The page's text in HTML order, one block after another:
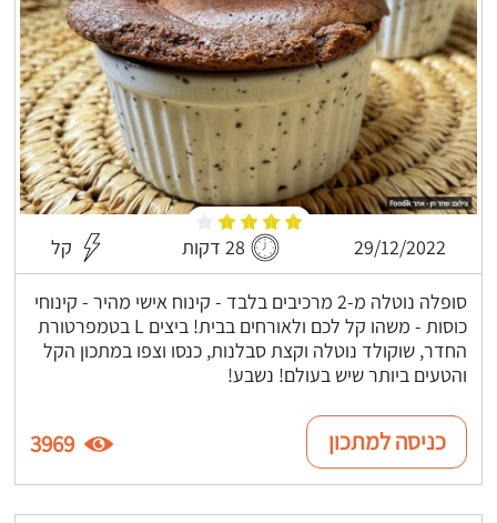
29/12/2022 28 דקות קל
סופלה נוטלה מ-2 מרכיבים בלבד - קינוח אישי מהיר - קינוחי
כוסות - משהו קל לכם ולאורחים בבית! ביצים L בטמפרטורת
החדר, שוקולד נוטלה וקצת סבלנות, כנסו וצפו במתכון הקל
והטעים ביותר שיש בעולם! נשבע!
כניסה למתכון 3969